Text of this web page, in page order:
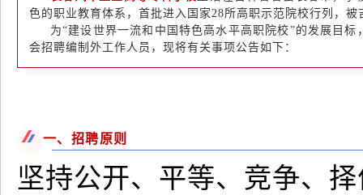
色的职业教育体系，首批进入国家28所高职示范院校行列，
为“建设世界一流和中国特色高水平高职院校”的发展目标
会招聘编制外工作人员，现将有关事项公告如下：
一、招聘原则
坚持公开、平等、竞争、